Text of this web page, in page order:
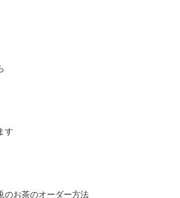
す
のお茶のオーダー方法